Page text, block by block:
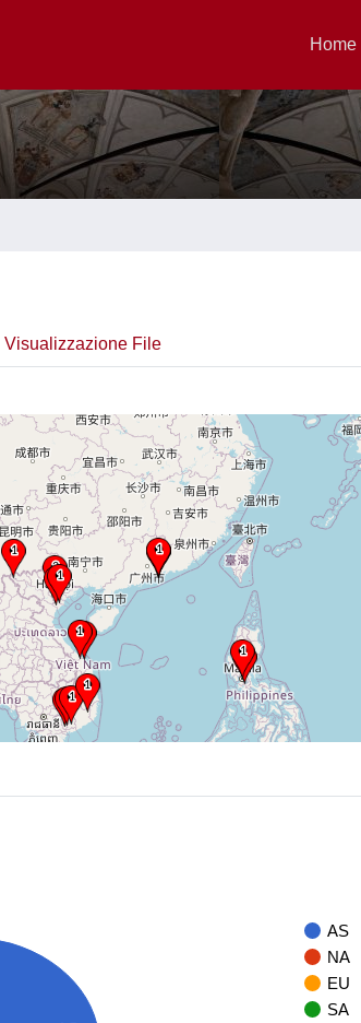
Home
Visualizzazione File
AS
NA
EU
SA